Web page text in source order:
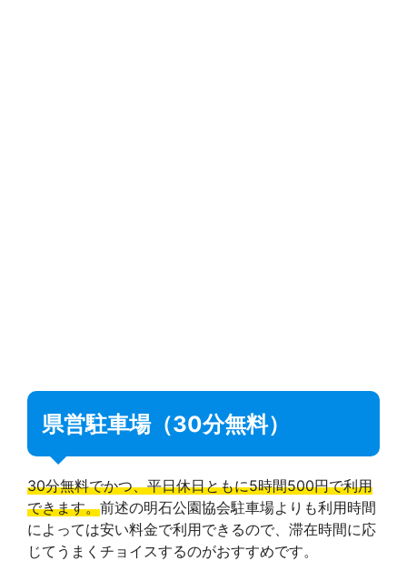
県営駐車場（30分無料）
30分無料でかつ、平日休日ともに5時間500円で利用
できます。前述の明石公園協会駐車場よりも利用時間
によっては安い料金で利用できるので、滞在時間に応
じてうまくチョイスするのがおすすめです。